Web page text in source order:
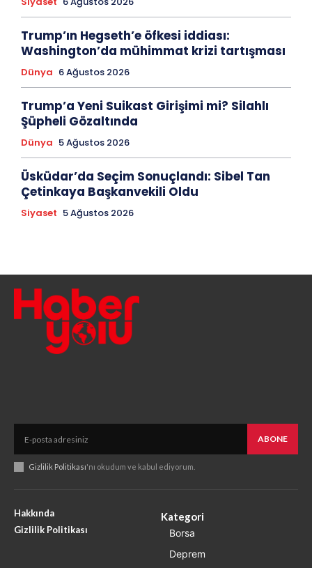
Trump’ın Hegseth’e öfkesi iddiası:
Washington’da mühimmat krizi tartışması
Dünya 6 Ağustos 2026
Trump’a Yeni Suikast Girişimi mi? Silahlı
Şüpheli Gözaltında
Dünya 5 Ağustos 2026
Üsküdar’da Seçim Sonuçlandı: Sibel Tan
Çetinkaya Başkanvekili Oldu
Siyaset 5 Ağustos 2026
ABONE
Gizlilik Politikası'nı okudum ve kabul ediyorum.
Hakkında
Gizlilik Politikası
Kategori
Borsa
Deprem